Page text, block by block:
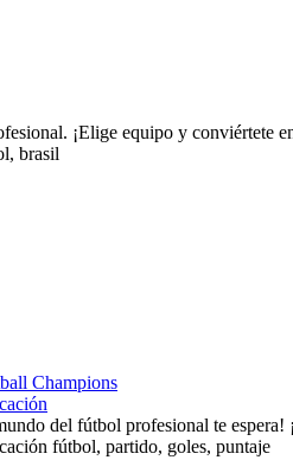
¡Elige equipo y conviértete
brasil
Champions
del fútbol profesional te
fútbol, partido, goles, puntaje